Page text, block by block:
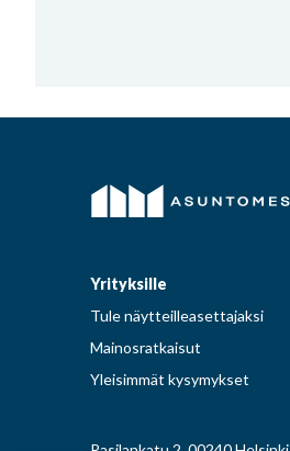
Yrityksille
Tule näytteilleasettajaksi
Mainosratkaisut
Yleisimmät kysymykset